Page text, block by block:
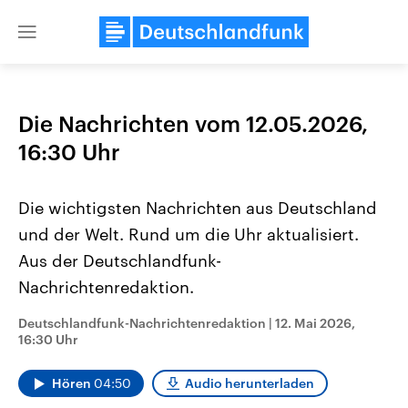
Close
Landtagswahl Sachsen-Anhalt
2026
Alle Informationen
September 2026 einen neuen
Landtag. Seit 2021 wird das
USA
Aktuelle Beiträge,
gehören die Vereinigten
den mächtigsten Ländern
Die Nachrichten vom 12.05.2026,
16:30 Uhr
Die wichtigsten Nachrichten aus Deutschland
und der Welt. Rund um die Uhr aktualisiert.
Aus der Deutschlandfunk-
Nachrichtenredaktion.
Deutschlandfunk-Nachrichtenredaktion | 12. Mai 2026,
16:30 Uhr
Hören 04:50 Audio herunterladen